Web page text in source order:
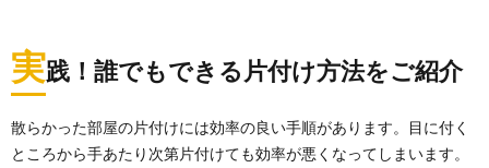
実践！誰でもできる片付け方法をご紹介
散らかった部屋の片付けには効率の良い手順があります。目に付く
ところから手あたり次第片付けても効率が悪くなってしまいます。